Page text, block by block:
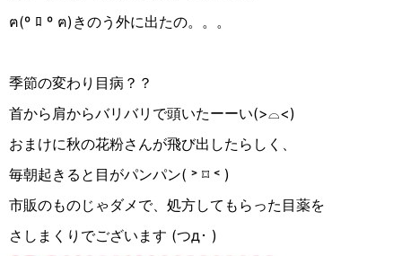
ฅ(º ﾛ º ฅ)きのう外に出たの。。。
季節の変わり目病？？
首から肩からバリバリで頭いたーーい(>⌓<)
おまけに秋の花粉さんが飛び出したらしく、
毎朝起きると目がパンパン( ˃ ⌑︎ ˂ )
市販のものじゃダメで、処方してもらった目薬を
さしまくりでございます (つд･ )